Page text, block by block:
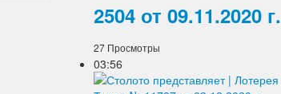
2504 от 09.11.2020 г.
27 Просмотры
03:56